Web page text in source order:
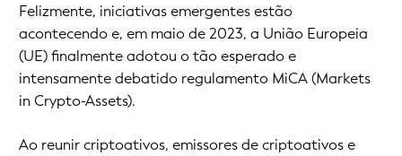
Felizmente, iniciativas emergentes estão
acontecendo e, em maio de 2023, a União Europeia
(UE) finalmente adotou o tão esperado e
intensamente debatido regulamento MiCA (Markets
in Crypto-Assets).
Ao reunir criptoativos, emissores de criptoativos e